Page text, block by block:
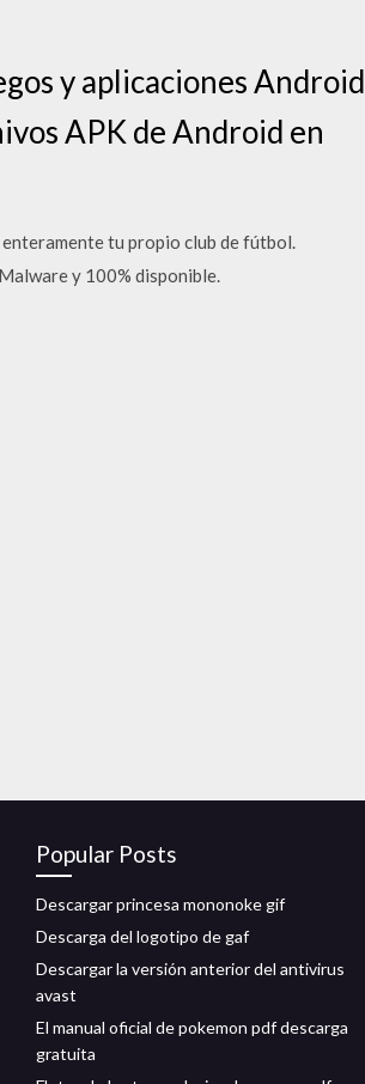
y aplicaciones Android
APK de Android en
tu propio club de fútbol.
y 100% disponible.
Popular Posts
Descargar princesa mononoke gif
Descarga del logotipo de gaf
Descargar la versión anterior del antivirus
avast
El manual oficial de pokemon pdf descarga
gratuita